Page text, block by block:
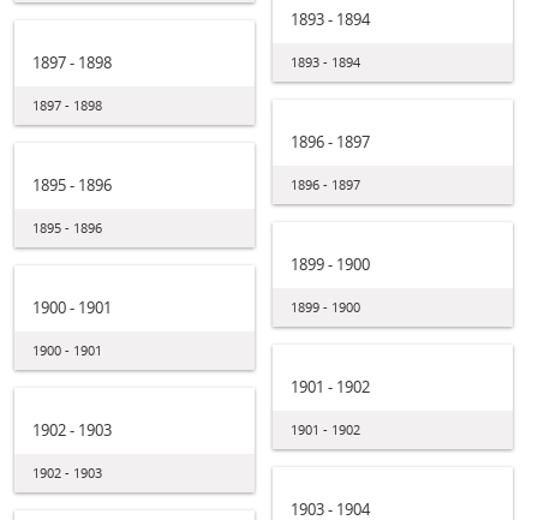
1893 - 1894
1893 - 1894
1897 - 1898
1897 - 1898
1896 - 1897
1896 - 1897
1895 - 1896
1895 - 1896
1899 - 1900
1899 - 1900
1900 - 1901
1900 - 1901
1901 - 1902
1901 - 1902
1902 - 1903
1902 - 1903
1903 - 1904